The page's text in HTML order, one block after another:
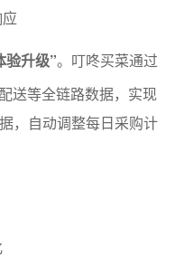
验升级”。叮咚买菜通过
送等全链路数据，实现
，自动调整每日采购计